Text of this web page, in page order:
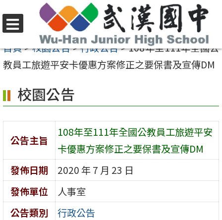
至
要
容
區
選
單
首頁>校園公告>行政公告>108年至111年全國公
教員工旅遊平安卡優惠方案修正之要保書及宣傳DM
校園公告
公告主旨
108年至111年全國公教員工旅遊平安
卡優惠方案修正之要保書及宣傳DM
發佈日期
2020 年 7 月 23 日
發佈單位
人事室
公告類別
行政公告